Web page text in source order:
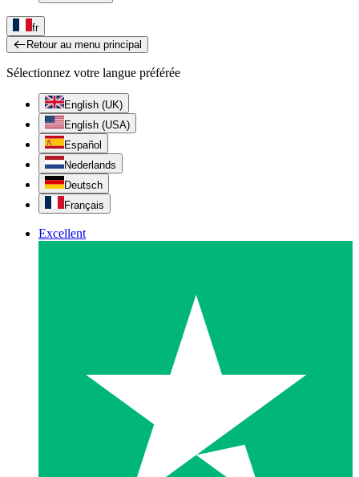
fr
Retour au menu principal
Sélectionnez votre langue préférée
English (UK)
English (USA)
Español
Nederlands
Deutsch
Français
Excellent